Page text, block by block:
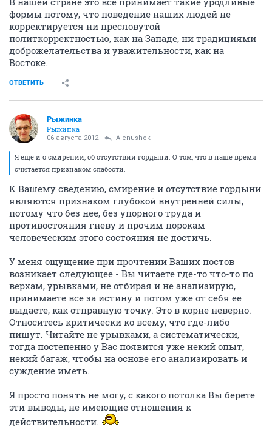
формы потому, что поведение наших людей не
корректируется ни пресловутой
политкорректностью, как на Западе, ни традициями
доброжелательства и уважительности, как на
Востоке.
ОТВЕТИТЬ
Рыжинка
Рыжинка
06 августа 2012 Alenushok
Я еще и о смирении, об отсутствии гордыни. О том, что в наше время
считается признаком слабости.
К Вашему сведению, смирение и отсутствие гордыни
являются признаком глубокой внутренней силы,
потому что без нее, без упорного труда и
противостояния гневу и прочим порокам
человеческим этого состояния не достичь.
У меня ощущение при прочтении Ваших постов
возникает следующее - Вы читаете где-то что-то по
верхам, урывками, не отбирая и не анализирую,
принимаете все за истину и потом уже от себя ее
выдаете, как отправную точку. Это в корне неверно.
Относитесь критически ко всему, что где-либо
пишут. Читайте не урывками, а систематически,
тогда постепенно у Вас появится уже некий опыт,
некий багаж, чтобы на основе его анализировать и
суждение иметь.
Я просто понять не могу, с какого потолка Вы берете
эти выводы, не имеющие отношения к
действительности.